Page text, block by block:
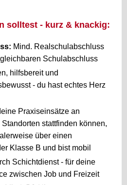
solltest - kurz & knackig:
Mind. Realschulabschluss
Schulabschluss
hilfsbereit und
- du hast echtes Herz
Praxiseinsätze an
stattfinden können,
über einen
Klasse B und bist mobil
Schichtdienst - für deine
zwischen Job und Freizeit